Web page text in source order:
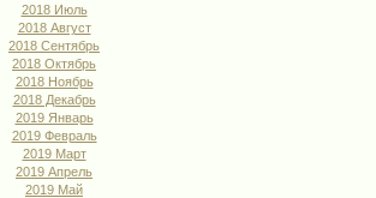
2018 Июль
2018 Август
2018 Сентябрь
2018 Октябрь
2018 Ноябрь
2018 Декабрь
2019 Январь
2019 Февраль
2019 Март
2019 Апрель
2019 Май